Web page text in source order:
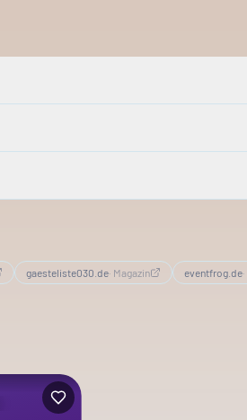
gaesteliste030.de· Magazin eventfrog.de·